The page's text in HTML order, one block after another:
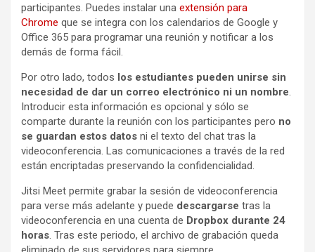
participantes. Puedes instalar una extensión para
Chrome que se integra con los calendarios de Google y
Office 365 para programar una reunión y notificar a los
demás de forma fácil.
Por otro lado, todos los estudiantes pueden unirse sin
necesidad de dar un correo electrónico ni un nombre.
Introducir esta información es opcional y sólo se
comparte durante la reunión con los participantes pero no
se guardan estos datos ni el texto del chat tras la
videoconferencia. Las comunicaciones a través de la red
están encriptadas preservando la confidencialidad.
Jitsi Meet permite grabar la sesión de videoconferencia
para verse más adelante y puede descargarse tras la
videoconferencia en una cuenta de Dropbox durante 24
horas. Tras este periodo, el archivo de grabación queda